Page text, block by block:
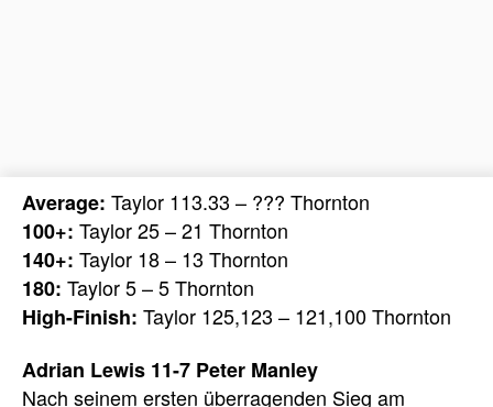
Average: Taylor 113.33 – ??? Thornton
100+: Taylor 25 – 21 Thornton
140+: Taylor 18 – 13 Thornton
180: Taylor 5 – 5 Thornton
High-Finish: Taylor 125,123 – 121,100 Thornton
Adrian Lewis 11-7 Peter Manley
Nach seinem ersten überragenden Sieg am